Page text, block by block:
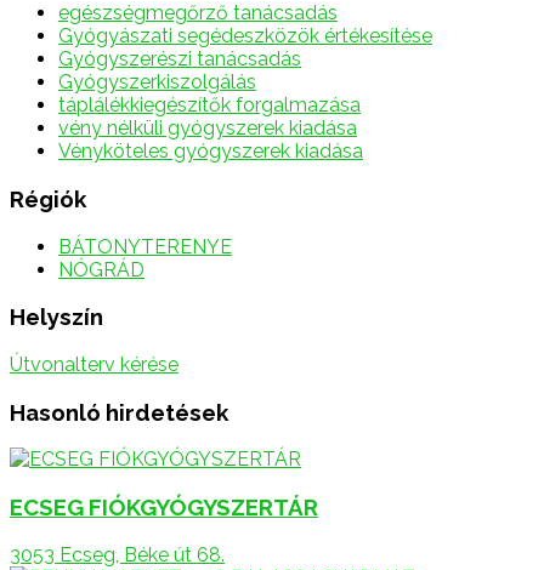
egészségmegőrző tanácsadás
Gyógyászati segédeszközök értékesítése
Gyógyszerészi tanácsadás
Gyógyszerkiszolgálás
táplálékkiegészítők forgalmazása
vény nélküli gyógyszerek kiadása
Vényköteles gyógyszerek kiadása
Régiók
BÁTONYTERENYE
NÓGRÁD
Helyszín
Útvonalterv kérése
Hasonló hirdetések
ECSEG FIÓKGYÓGYSZERTÁR
3053 Ecseg, Béke út 68.